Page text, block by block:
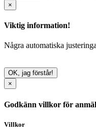
×
Viktig information!
Några automatiska
OK, jag förstår!
×
Godkänn villkor för
Villkor